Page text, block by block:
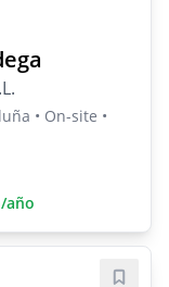
• On-site •
año